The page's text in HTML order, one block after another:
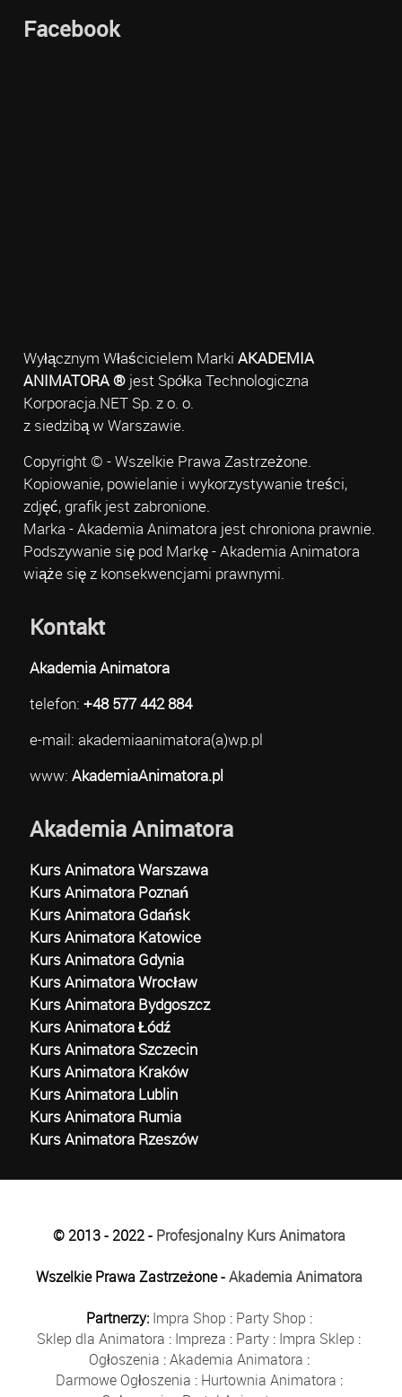
Facebook
Wyłącznym Właścicielem Marki AKADEMIA
ANIMATORA ®jest Spółka Technologiczna
Korporacja.NET Sp. z o. o.
z siedzibą w Warszawie.
Copyright © - Wszelkie Prawa Zastrzeżone.
Kopiowanie, powielanie i wykorzystywanie treści,
zdjęć, grafik jest zabronione.
Marka - Akademia Animatora jest chroniona prawnie.
Podszywanie się pod Markę - Akademia Animatora
wiąże się z konsekwencjami prawnymi.
Kontakt
Akademia Animatora
telefon: +48 577 442 884
e-mail: akademiaanimatora(a)wp.pl
www: AkademiaAnimatora.pl
Akademia Animatora
Kurs Animatora Warszawa
Kurs Animatora Poznań
Kurs Animatora Gdańsk
Kurs Animatora Katowice
Kurs Animatora Gdynia
Kurs Animatora Wrocław
Kurs Animatora Bydgoszcz
Kurs Animatora Łódź
Kurs Animatora Szczecin
Kurs Animatora Kraków
Kurs Animatora Lublin
Kurs Animatora Rumia
Kurs Animatora Rzeszów
© 2013 - 2022 - Profesjonalny Kurs Animatora
Wszelkie Prawa Zastrzeżone -Akademia Animatora
Partnerzy: Impra Shop : Party Shop :
Sklep dla Animatora : Impreza : Party : Impra Sklep :
Ogłoszenia :Akademia Animatora :
Darmowe Ogłoszenia : Hurtownia Animatora :